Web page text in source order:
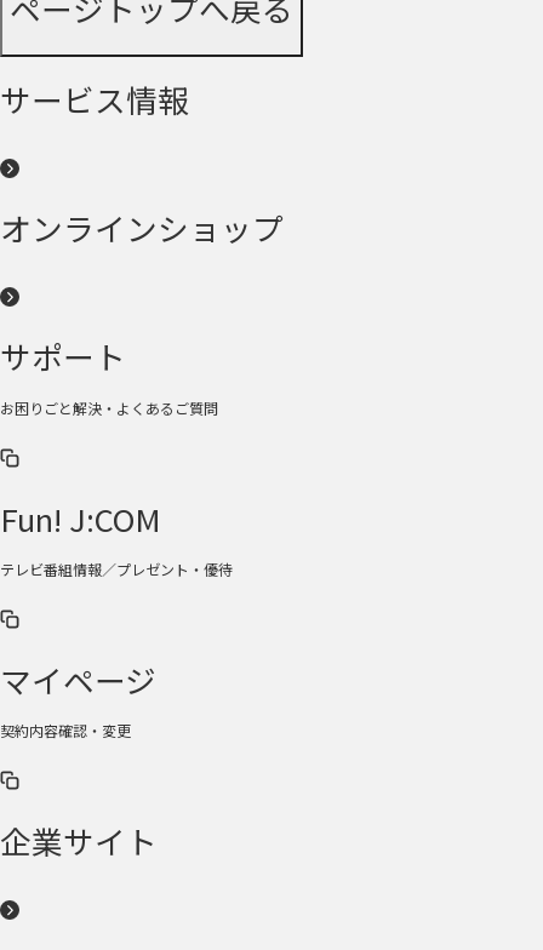
サービス情報
オンラインショップ
サポート
お困りごと解決・よくあるご質問
Fun! J:COM
テレビ番組情報／プレゼント・優待
マイページ
契約内容確認・変更
企業サイト